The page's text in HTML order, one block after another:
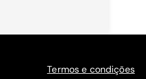
Termos e condições